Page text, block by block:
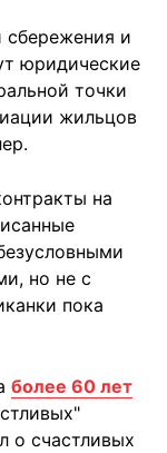
сбережения и
юридические
точки
жильцов
на
но не с
пока
более 60 лет
о счастливых